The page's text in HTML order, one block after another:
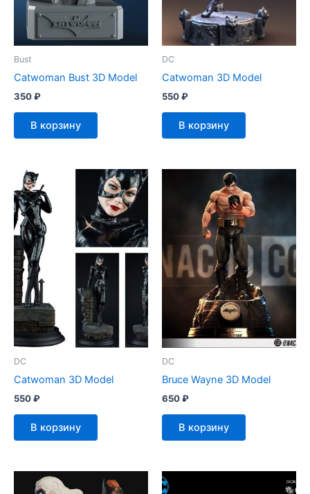
Bust
Catwoman Bust 3D Model
350₽
В корзину
DC
Catwoman 3D Model
550₽
В корзину
DC
Catwoman 3D Model
550₽
В корзину
DC
Bruce Wayne 3D Model
650₽
В корзину